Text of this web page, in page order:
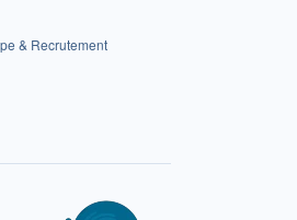
& Recrutement